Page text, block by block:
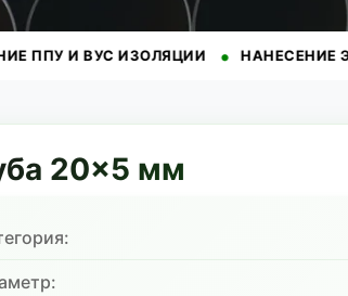
ВУС ИЗОЛЯЦИИ • НАНЕСЕНИЕ
20×5 мм